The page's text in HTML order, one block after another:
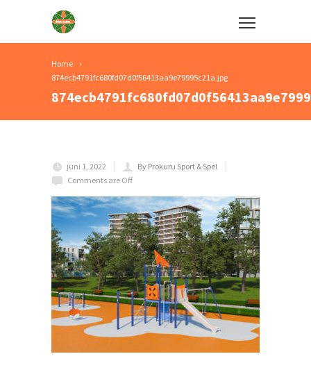
Home
874ecb4791fc680fd07d0f56413aa9e79995c21a.jpg
juni 1, 2022
By Prokuru Sport & Spel
Comments are Off